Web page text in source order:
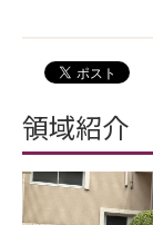
領域紹介